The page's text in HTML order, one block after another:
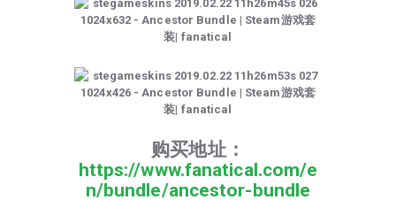
购买地址：
https://www.fanatical.com/e
n/bundle/ancestor-bundle